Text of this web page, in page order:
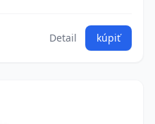
Detail kúpiť